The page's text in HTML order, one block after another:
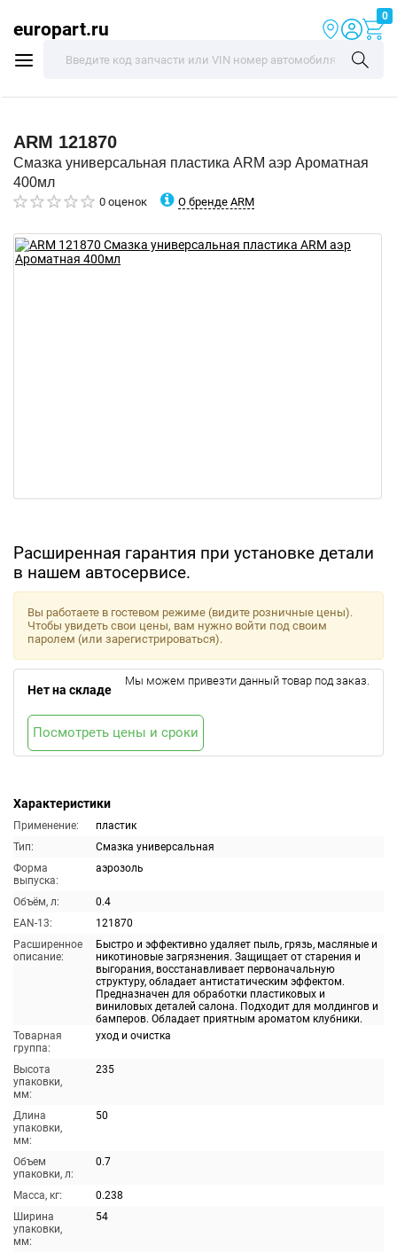
europart.ru
0
ARM 121870
Смазка универсальная пластика ARM аэр Ароматная
400мл
0 оценок О бренде ARM
Расширенная гарантия при установке детали
в нашем автосервисе.
Характеристики
Применение:
пластик
Тип:
Смазка универсальная
Форма
выпуска:
аэрозоль
Объём, л:
0.4
EAN-13:
121870
Расширенное
описание:
Быстро и эффективно удаляет пыль, грязь, масляные и
никотиновые загрязнения. Защищает от старения и
выгорания, восстанавливает первоначальную
структуру, обладает антистатическим эффектом.
Предназначен для обработки пластиковых и
виниловых деталей салона. Подходит для молдингов и
бамперов. Обладает приятным ароматом клубники.
Товарная
группа:
уход и очистка
Высота
упаковки,
мм:
235
Длина
упаковки,
мм:
50
Объем
упаковки, л:
0.7
Масса, кг:
0.238
Ширина
упаковки,
мм:
54
Вы работаете в гостевом режиме (видите розничные цены).
Чтобы увидеть свои цены, вам нужно войти под своим
паролем (или зарегистрироваться).
Нет на складе
Мы можем привезти данный товар под заказ.
Посмотреть цены и сроки